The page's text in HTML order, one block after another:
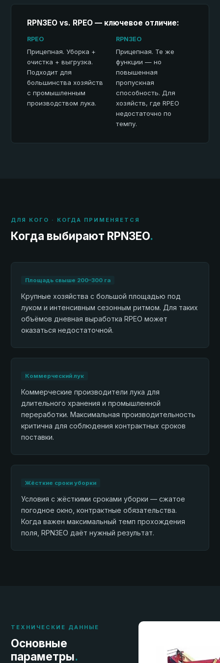
RPN3EO vs. RPEO — ключевое отличие:
RPEO
Прицепная. Уборка +
очистка + выгрузка.
Подходит для
большинства хозяйств
с промышленным
производством лука.
RPN3EO
Прицепная. Те же
функции — но
повышенная
пропускная
способность. Для
хозяйств, где RPEO
недостаточно по
темпу.
ДЛЯ КОГО · КОГДА ПРИМЕНЯЕТСЯ
Когда выбирают RPN3EO.
Площадь свыше 200–300 га
Крупные хозяйства с большой площадью под
луком и интенсивным сезонным ритмом. Для таких
объёмов дневная выработка RPEO может
оказаться недостаточной.
Коммерческий лук
Коммерческие производители лука для
длительного хранения и промышленной
переработки. Максимальная производительность
критична для соблюдения контрактных сроков
поставки.
Жёсткие сроки уборки
Условия с жёсткими сроками уборки — сжатое
погодное окно, контрактные обязательства.
Когда важен максимальный темп прохождения
поля, RPN3EO даёт нужный результат.
ТЕХНИЧЕСКИЕ ДАННЫЕ
Основные
параметры.